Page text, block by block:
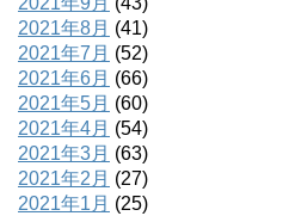
2021年8月 (41)
2021年7月 (52)
2021年6月 (66)
2021年5月 (60)
2021年4月 (54)
2021年3月 (63)
2021年2月 (27)
2021年1月 (25)